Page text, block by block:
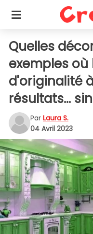
Quelles
exemples où
d'originalité
résultats...
Par Laura S.
04 Avril 2023